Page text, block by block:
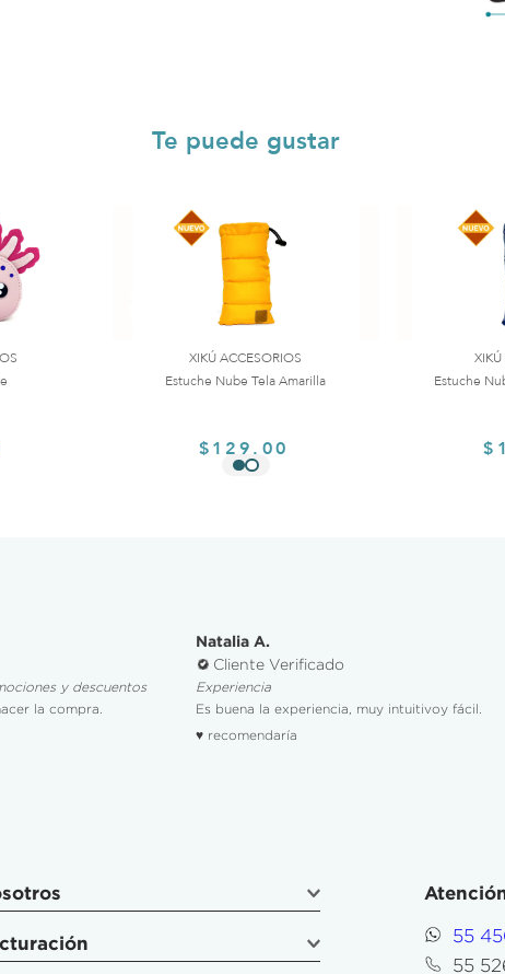
Te puede gustar
XIKÚ ACCESORIOS
Estuche Nube Tela Amarilla
$129.00
Estuche
Experiencia
Es buena la experiencia, muy intuitivoy fácil.
Me gusto que la
disponible.
55
55